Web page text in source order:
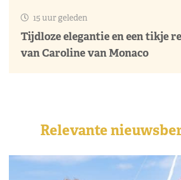
15 uur geleden
Tijdloze elegantie en een tikje
van Caroline van Monaco
Relevante